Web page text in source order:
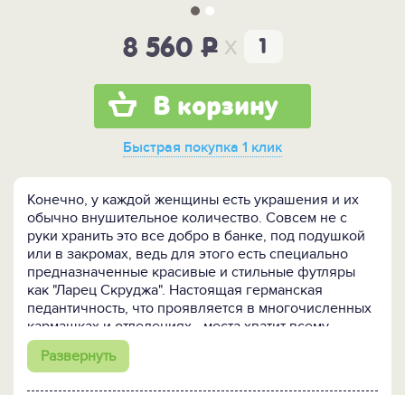
8 560P x
В корзину
Быстрая покупка 1 клик
Конечно, у каждой женщины есть украшения и их
обычно внушительное количество. Совсем не с
руки хранить это все добро в банке, под подушкой
или в закромах, ведь для этого есть специально
предназначенные красивые и стильные футляры
как "Ларец Скруджа". Настоящая германская
педантичность, что проявляется в многочисленных
кармашках и отделениях - места хватит всему,
позволяет каждое украшение хранить отдельно, что
позволит максимально обезопасить его от
Развернуть